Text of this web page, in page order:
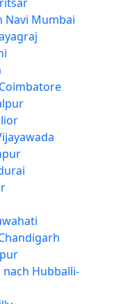
Navi Mumbai
Hubballi-